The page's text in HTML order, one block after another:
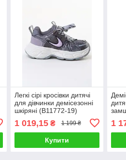
Легкі сірі кросівки дитячі
для дівчинки демісезонні
шкіряні (B11772-19)
1 019,15₴ 1 199 ₴
Купити
1